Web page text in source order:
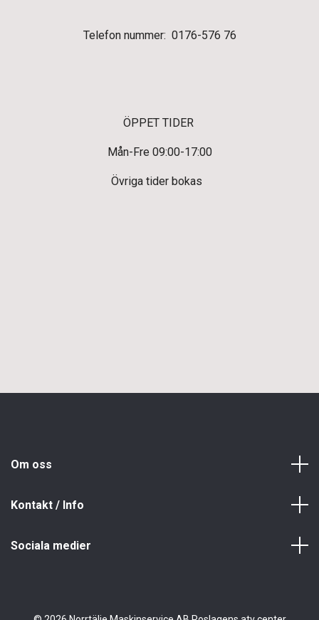
Telefon nummer: 0176-576 76
ÖPPET TIDER
Mån-Fre 09:00-17:00
Övriga tider bokas
Om oss
Kontakt / Info
Sociala medier